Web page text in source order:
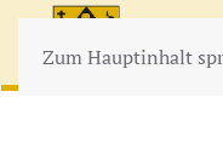
Zum Hauptinhalt